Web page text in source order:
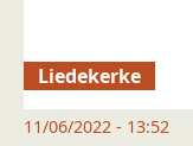
Liedekerke
11/06/2022 - 13:52